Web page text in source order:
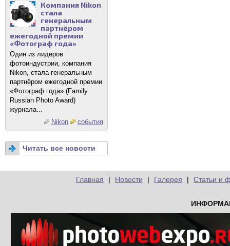
Компания Nikon
стала
генеральным
партнёром
ежегодной премии
«Фотограф года»
Один из лидеров
фотоиндустрии, компания
Nikon, стала генеральным
партнёром ежегодной премии
«Фотограф года» (Family
Russian Photo Award)
журнала...
Nikon
события
Читать все новости
Главная | Новости | Галерея | Статьи и